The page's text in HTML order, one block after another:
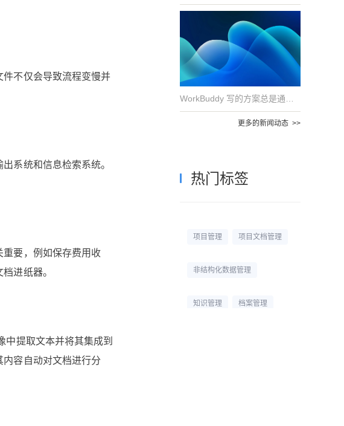
不仅会导致流程变慢并
系统和信息检索系统。
要，例如保存费用收
进纸器。
提取文本并将其集成到
容自动对文档进行分
更多的新闻动态 >>
热门标签
项目管理 项目文档管理
非结构化数据管理
知识管理 档案管理